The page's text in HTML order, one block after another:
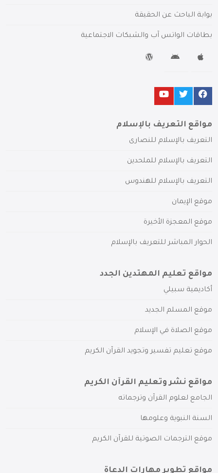
بوابة الباحث عن الحقيقة
بطاقات الواتس آب والشبكات الاجتماعية
مواقع التعريف بالإسلام
التعريف بالإسلام للنصارى
التعريف بالإسلام للملحدين
التعريف بالإسلام للهندوس
موقع الإيمان
موقع المعجزة الأخيرة
الحوار المباشر للتعريف بالإسلام
مواقع تعليم المهتدين الجدد
أكاديمية سبيلي
موقع المسلم الجديد
موقع الصلاة في الإسلام
موقع تعليم تفسير وتجويد القرآن الكريم
مواقع نشر وتعليم القرآن الكريم
الجامع لعلوم القرآن وترجماته
السنة النبوية وعلومها
موقع الترجمات الصوتية للقرآن الكريم
مواقع تطوير مهارات الدعاة